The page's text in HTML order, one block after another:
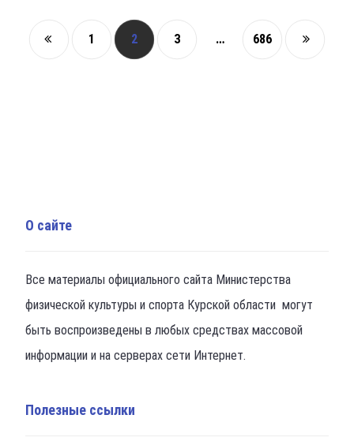
1 2 3 … 686
О сайте
Все материалы официального сайта Министерства
физической культуры и спорта Курской области могут
быть воспроизведены в любых средствах массовой
информации и на серверах сети Интернет.
Полезные ссылки